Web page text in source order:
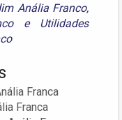
Anália Franco,
e Utilidades
Franca
Franca